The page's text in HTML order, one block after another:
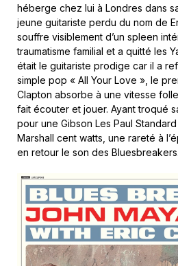
héberge chez lui à Londres dans
jeune guitariste perdu du nom de
souffre visiblement d’un spleen
traumatisme familial et a quitté les
était le guitariste prodige car il a
simple pop « All Your Love », le
Clapton absorbe à une vitesse
fait écouter et jouer. Ayant troqué
pour une Gibson Les Paul
Marshall cent watts, une rareté à
en retour le son des Bluesbreakers.